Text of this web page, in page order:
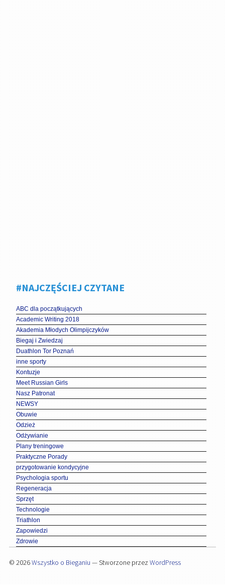
#NAJCZĘŚCIEJ CZYTANE
ABC dla początkujących
Academic Writing 2018
Akademia Młodych Olimpijczyków
Biegaj i Zwiedzaj
Duathlon Tor Poznań
inne sporty
Kontuzje
Meet Russian Girls
Nasz Patronat
NEWSY
Obuwie
Odzież
Odżywianie
Plany treningowe
Praktyczne Porady
przygotowanie kondycyjne
Psychologia sportu
Regeneracja
Sprzęt
Technologie
Triathlon
Zapowiedzi
Zdrowie
© 2026Wszystko o Bieganiu — Stworzone przez WordPress